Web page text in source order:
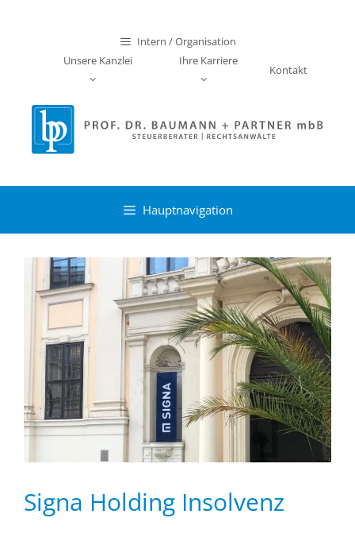
Intern / Organisation
Unsere Kanzlei
Ihre Karriere
Kontakt
Hauptnavigation
Signa Holding Insolvenz